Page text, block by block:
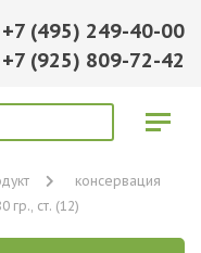
+7 (495) 249-40-00
+7 (925) 809-72-42
консервация
гр., ст. (12)